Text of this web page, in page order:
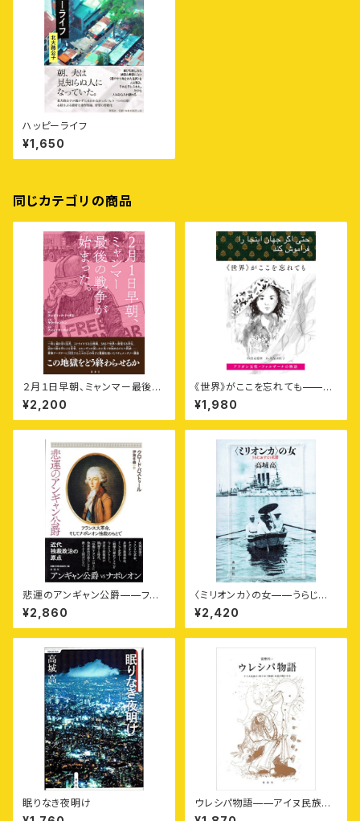
ハッピーライフ
¥1,650
同じカテゴリの商品
２月１日早朝、ミャンマー最後の
戦争が始まった。
¥2,200
《世界》がここを忘れても——ア
フガン女性ファルザーナの物語
¥1,980
悲運のアンギャン公爵——フラ
ンス大革命、そしてナポレオン独
裁のもとで
¥2,860
〈ミリオンカ〉の女——うらじお
すとく花暦
¥2,420
眠りなき夜明け
ウレシパ物語——アイヌ民族の
〈育て合う物語〉を読み聞かせる